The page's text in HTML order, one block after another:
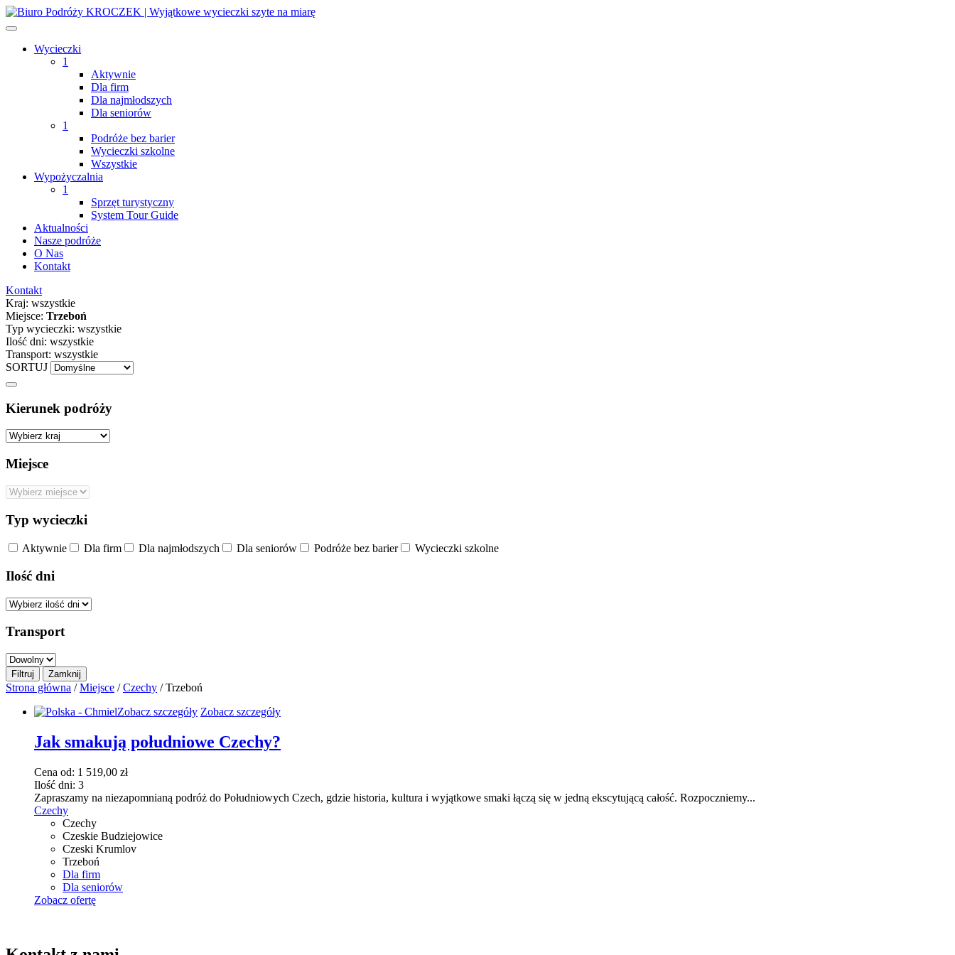
Wycieczki
1
Aktywnie
Dla firm
Dla najmłodszych
Dla seniorów
1
Podróże bez barier
Wycieczki szkolne
Wszystkie
Wypożyczalnia
1
Sprzęt turystyczny
System Tour Guide
Aktualności
Nasze podróże
O Nas
Kontakt
Kontakt
Kraj: wszystkie
Miejsce: Trzeboń
Typ wycieczki: wszystkie
Ilość dni: wszystkie
Transport: wszystkie
SORTUJ
Kierunek podróży
Miejsce
Typ wycieczki
Aktywnie Dla firm Dla najmłodszych Dla seniorów Podróże bez barier Wycieczki szkolne
Ilość dni
Transport
Strona główna /Miejsce /Czechy / Trzeboń
Zobacz szczegóły Ten
wiele
wybrać
Zobacz szczegóły
Jak smakują południowe Czechy?
Cena od: 1 519,00 zł
Ilość dni: 3
Zapraszamy na niezapomnianą podróż do Południowych Czech, gdzie historia, kultura i wyjątkowe smaki łączą się w jedną ekscytującą całość. Rozpoczniemy...
Czechy
Czechy
Czeskie Budziejowice
Czeski Krumlov
Trzeboń
Dla firm
Dla seniorów
Zobacz ofertę